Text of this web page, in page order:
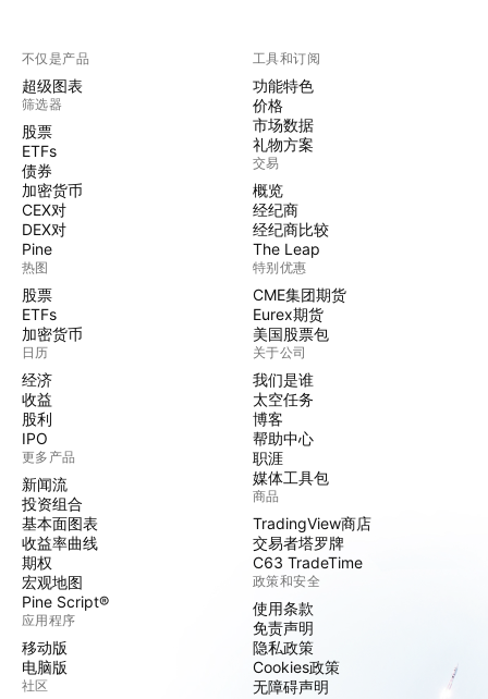
不仅是产品
超级图表
筛选器
股票
ETFs
债券
加密货币
CEX对
DEX对
Pine
热图
股票
ETFs
加密货币
日历
经济
收益
股利
IPO
更多产品
新闻流
投资组合
基本面图表
收益率曲线
期权
宏观地图
Pine Script®
应用程序
移动版
电脑版
社区
工具和订阅
功能特色
价格
市场数据
礼物方案
交易
概览
经纪商
经纪商比较
The Leap
特别优惠
CME集团期货
Eurex期货
美国股票包
关于公司
我们是谁
太空任务
博客
帮助中心
职涯
媒体工具包
商品
TradingView商店
交易者塔罗牌
C63 TradeTime
政策和安全
使用条款
免责声明
隐私政策
Cookies政策
无障碍声明